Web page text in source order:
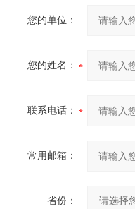
您的单位：
您的姓名：
联系电话：
常用邮箱：
省份：